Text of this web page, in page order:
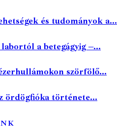
és tudományok a...
a betegágyig –...
szörfölő...
ördögfióka története...